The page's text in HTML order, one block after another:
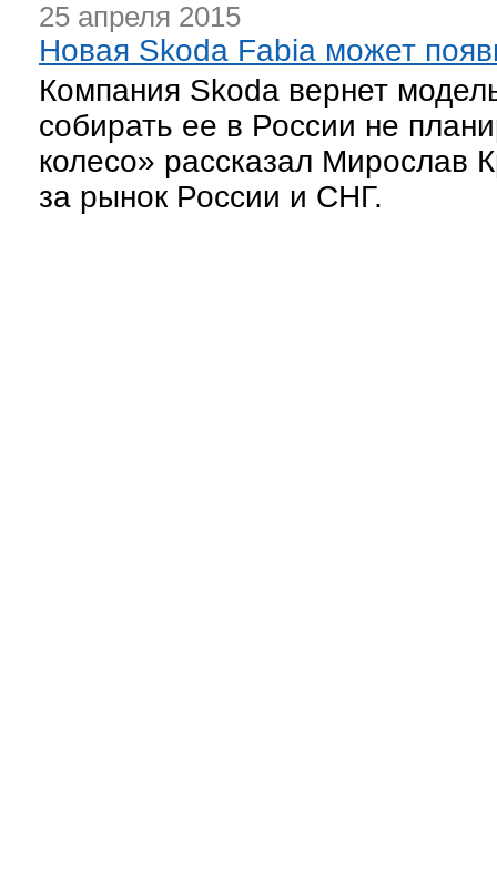
25 апреля 2015
Новая Skoda Fabia может
Компания Skoda вернет
собирать ее в России не
колесо» рассказал Мирослав
за рынок России и СНГ.